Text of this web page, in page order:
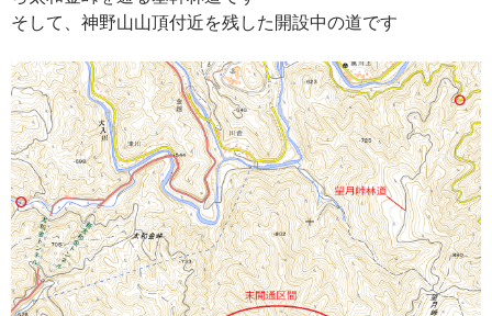
そして、神野山山頂付近を残した開設中の道です